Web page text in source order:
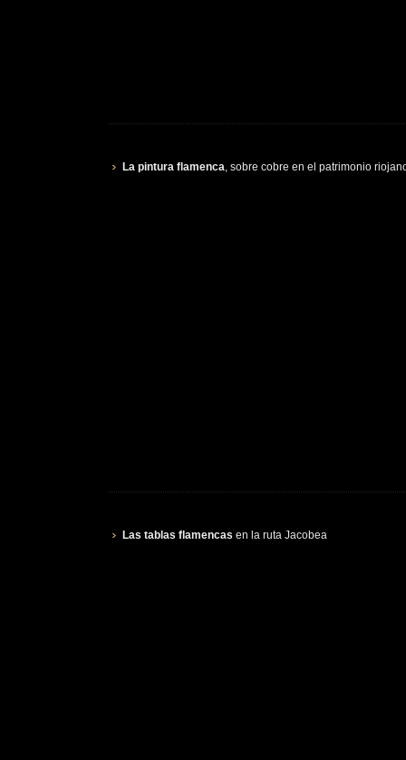
La pintura flamenca, sobre cobre en el patrimonio
Las tablas flamencas en la ruta Jacobea